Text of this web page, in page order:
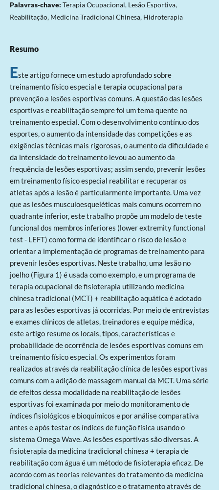
Palavras-chave: Terapia Ocupacional, Lesão Esportiva,
Reabilitação, Medicina Tradicional Chinesa, Hidroterapia
Resumo
Este artigo fornece um estudo aprofundado sobre
treinamento físico especial e terapia ocupacional para
prevenção a lesões esportivas comuns. A questão das lesões
esportivas e reabilitação sempre foi um tema quente no
treinamento especial. Com o desenvolvimento contínuo dos
esportes, o aumento da intensidade das competições e as
exigências técnicas mais rigorosas, o aumento da dificuldade e
da intensidade do treinamento levou ao aumento da
frequência de lesões esportivas; assim sendo, prevenir lesões
em treinamento físico especial reabilitar e recuperar os
atletas após a lesão é particularmente importante. Uma vez
que as lesões musculoesqueléticas mais comuns ocorrem no
quadrante inferior, este trabalho propõe um modelo de teste
funcional dos membros inferiores (lower extremity functional
test - LEFT) como forma de identificar o risco de lesão e
orientar a implementação de programas de treinamento para
prevenir lesões esportivas. Neste trabalho, uma lesão no
joelho (Figura 1) é usada como exemplo, e um programa de
terapia ocupacional de fisioterapia utilizando medicina
chinesa tradicional (MCT) + reabilitação aquática é adotado
para as lesões esportivas já ocorridas. Por meio de entrevistas
e exames clínicos de atletas, treinadores e equipe médica,
este artigo resume os locais, tipos, características e
probabilidade de ocorrência de lesões esportivas comuns em
treinamento físico especial. Os experimentos foram
realizados através da reabilitação clínica de lesões esportivas
comuns com a adição de massagem manual da MCT. Uma série
de efeitos dessa modalidade na reabilitação de lesões
esportivas foi examinada por meio do monitoramento de
índices fisiológicos e bioquímicos e por análise comparativa
antes e após testar os índices de função física usando o
sistema Omega Wave. As lesões esportivas são diversas. A
fisioterapia da medicina tradicional chinesa + terapia de
reabilitação com água é um método de fisioterapia eficaz. De
acordo com as teorias relevantes do tratamento da medicina
tradicional chinesa, o diagnóstico e o tratamento através de